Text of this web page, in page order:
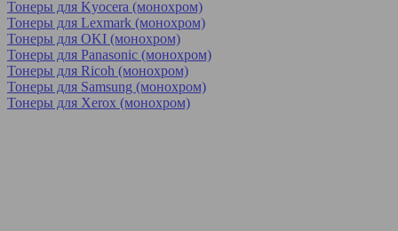
Тонеры для Kyocera (монохром)
Тонеры для Lexmark (монохром)
Тонеры для OKI (монохром)
Тонеры для Panasonic (монохром)
Тонеры для Ricoh (монохром)
Тонеры для Samsung (монохром)
Тонеры для Xerox (монохром)